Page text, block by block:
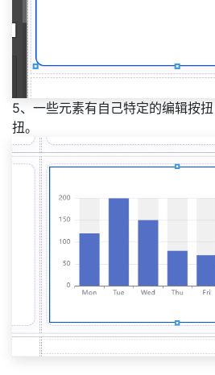
5、一些元素有自己特定的编辑按
扭。